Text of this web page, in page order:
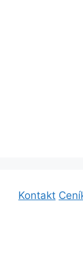
Kontakt